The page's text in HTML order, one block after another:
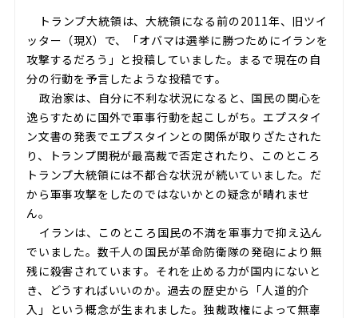
トランプ大統領は、大統領になる前の2011年、旧ツイ
ッター（現X）で、「オバマは選挙に勝つためにイランを
攻撃するだろう」と投稿していました。まるで現在の自
分の行動を予言したような投稿です。
政治家は、自分に不利な状況になると、国民の関心を
逸らすために国外で軍事行動を起こしがち。エプスタイ
ン文書の発表でエプスタインとの関係が取りざたされた
り、トランプ関税が最高裁で否定されたり、このところ
トランプ大統領には不都合な状況が続いていました。だ
から軍事攻撃をしたのではないかとの疑念が晴れませ
ん。
イランは、このところ国民の不満を軍事力で抑え込ん
でいました。数千人の国民が革命防衛隊の発砲により無
残に殺害されています。それを止める力が国内にないと
き、どうすればいいのか。過去の歴史から「人道的介
入」という概念が生まれました。独裁政権によって無辜